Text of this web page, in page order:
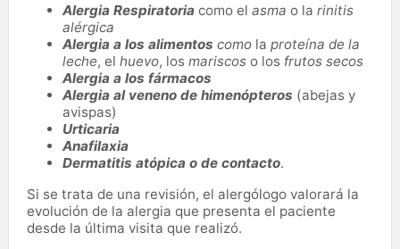
Alergia Respiratoria como el asma o la rinitis
alérgica
Alergia a los alimentos como la proteína de la
leche, el huevo, los mariscos o los frutos secos
Alergia a los fármacos
Alergia al veneno de himenópteros (abejas y
avispas)
Urticaria
Anafilaxia
Dermatitis atópica o de contacto.
Si se trata de una revisión, el alergólogo valorará la
evolución de la alergia que presenta el paciente
desde la última visita que realizó.